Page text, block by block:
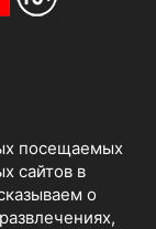
посещаемых
сайтов в
о